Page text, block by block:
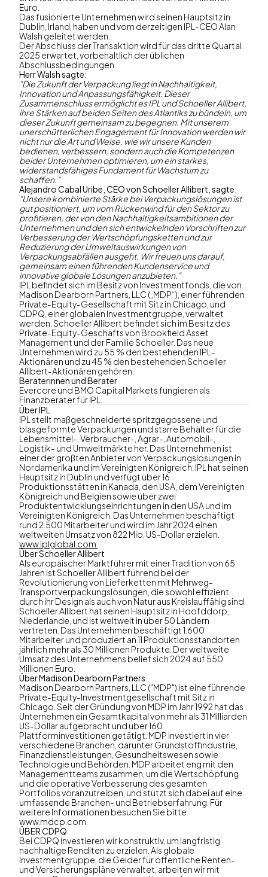
Euro.
Das fusionierte Unternehmen wird seinen Hauptsitz in
Dublin, Irland, haben und vom derzeitigen IPL-CEO Alan
Walsh geleitet werden.
Der Abschluss der Transaktion wird für das dritte Quartal
2025 erwartet, vorbehaltlich der üblichen
Abschlussbedingungen.
Herr Walsh sagte:
"Die Zukunft der Verpackung liegt in Nachhaltigkeit,
Innovation und Anpassungsfähigkeit. Dieser
Zusammenschluss ermöglicht es IPL und Schoeller Allibert,
ihre Stärken auf beiden Seiten des Atlantiks zu bündeln, um
dieser Zukunft gemeinsam zu begegnen. Mit unserem
unerschütterlichen Engagement für Innovation werden wir
nicht nur die Art und Weise, wie wir unsere Kunden
bedienen, verbessern, sondern auch die Kompetenzen
beider Unternehmen optimieren, um ein starkes,
widerstandsfähiges Fundament für Wachstum zu
schaffen."
Alejandro Cabal Uribe, CEO von Schoeller Allibert, sagte:
"Unsere kombinierte Stärke bei Verpackungslösungen ist
gut positioniert, um vom Rückenwind für den Sektor zu
profitieren, der von den Nachhaltigkeitsambitionen der
Unternehmen und den sich entwickelnden Vorschriften zur
Verbesserung der Wertschöpfungsketten und zur
Reduzierung der Umweltauswirkungen von
Verpackungsabfällen ausgeht. Wir freuen uns darauf,
gemeinsam einen führenden Kundenservice und
innovative globale Lösungen anzubieten."
IPL befindet sich im Besitz von Investmentfonds, die von
Madison Dearborn Partners, LLC („MDP“), einer führenden
Private-Equity-Gesellschaft mit Sitz in Chicago, und
CDPQ, einer globalen Investmentgruppe, verwaltet
werden. Schoeller Allibert befindet sich im Besitz des
Private-Equity-Geschäfts von Brookfield Asset
Management und der Familie Schoeller. Das neue
Unternehmen wird zu 55 % den bestehenden IPL-
Aktionären und zu 45 % den bestehenden Schoeller
Allibert-Aktionären gehören.
Beraterinnen und Berater
Evercore und BMO Capital Markets fungieren als
Finanzberater für IPL.
Über IPL
IPL stellt maßgeschneiderte spritzgegossene und
blasgeformte Verpackungen und starre Behälter für die
Lebensmittel-, Verbraucher-, Agrar-, Automobil-,
Logistik- und Umweltmärkte her. Das Unternehmen ist
einer der größten Anbieter von Verpackungslösungen in
Nordamerika und im Vereinigten Königreich. IPL hat seinen
Hauptsitz in Dublin und verfügt über 16
Produktionsstätten in Kanada, den USA, dem Vereinigten
Königreich und Belgien sowie über zwei
Produktentwicklungseinrichtungen in den USA und im
Vereinigten Königreich. Das Unternehmen beschäftigt
rund 2.500 Mitarbeiter und wird im Jahr 2024 einen
weltweiten Umsatz von 822 Mio. US-Dollar erzielen.
www.iplglobal.com
Über Schoeller Allibert
Als europäischer Marktführer mit einer Tradition von 65
Jahren ist Schoeller Allibert führend bei der
Revolutionierung von Lieferketten mit Mehrweg-
Transportverpackungslösungen, die sowohl effizient
durch ihr Design als auch von Natur aus Kreislauffähig sind.
Schoeller Allibert hat seinen Hauptsitz in Hoofddorp,
Niederlande, und ist weltweit in über 50 Ländern
vertreten. Das Unternehmen beschäftigt 1.600
Mitarbeiter und produziert an 11 Produktionsstandorten
jährlich mehr als 30 Millionen Produkte. Der weltweite
Umsatz des Unternehmens belief sich 2024 auf 550
Millionen Euro.
Über Madison Dearborn Partners
Madison Dearborn Partners, LLC ("MDP") ist eine führende
Private-Equity-Investmentgesellschaft mit Sitz in
Chicago. Seit der Gründung von MDP im Jahr 1992 hat das
Unternehmen ein Gesamtkapital von mehr als 31 Milliarden
US-Dollar aufgebracht und über 160
Plattforminvestitionen getätigt. MDP investiert in vier
verschiedene Branchen, darunter Grundstoffindustrie,
Finanzdienstleistungen, Gesundheitswesen sowie
Technologie und Behörden. MDP arbeitet eng mit den
Managementteams zusammen, um die Wertschöpfung
und die operative Verbesserung des gesamten
Portfolios voranzutreiben, und stützt sich dabei auf eine
umfassende Branchen- und Betriebserfahrung. Für
weitere Informationen besuchen Sie bitte
www.mdcp.com.
ÜBER CDPQ
Bei CDPQ investieren wir konstruktiv, um langfristig
nachhaltige Renditen zu erzielen. Als globale
Investmentgruppe, die Gelder für öffentliche Renten-
und Versicherungspläne verwaltet, arbeiten wir mit